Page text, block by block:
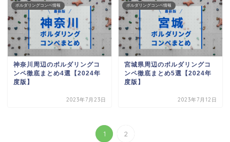
ボルダリングコンペ情報
神奈川周辺のボルダリングコ
ンペ徹底まとめ4選【2024年
度版】
2023年7月23日
ボルダリングコンペ情報
宮城県周辺のボルダリングコ
ンペ徹底まとめ5選【2024年
度版】
2023年7月12日
1 2